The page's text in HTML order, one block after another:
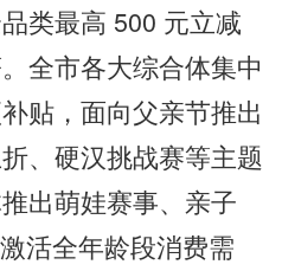
类最高 500 元立减
全市各大综合体集中
贴，面向父亲节推出
、硬汉挑战赛等主题
出萌娃赛事、亲子
活全年龄段消费需